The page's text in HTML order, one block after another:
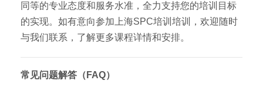
同等的专业态度和服务水准，全力支持您的培训目标
的实现。如有意向参加上海SPC培训培训，欢迎随时
与我们联系，了解更多课程详情和安排。
常见问题解答（FAQ）